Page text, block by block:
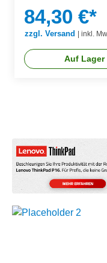
84,30 €*
zzgl. Versand | inkl.
Auf Lager